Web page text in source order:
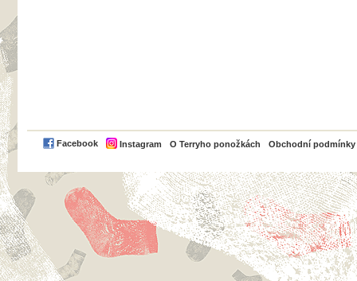
Facebook Instagram O Terryho ponožkách Obchodní podmínky
PayPal